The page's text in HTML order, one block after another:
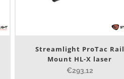
8
Streamlight ProTac Rail
Mount HL-X laser
€293,12